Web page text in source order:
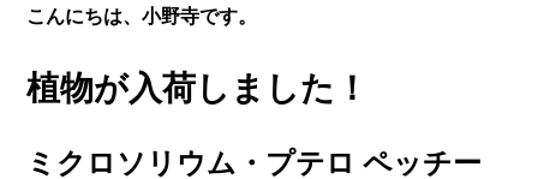
こんにちは、小野寺です。
植物が入荷しました！
ミクロソリウム・プテロ ペッチー